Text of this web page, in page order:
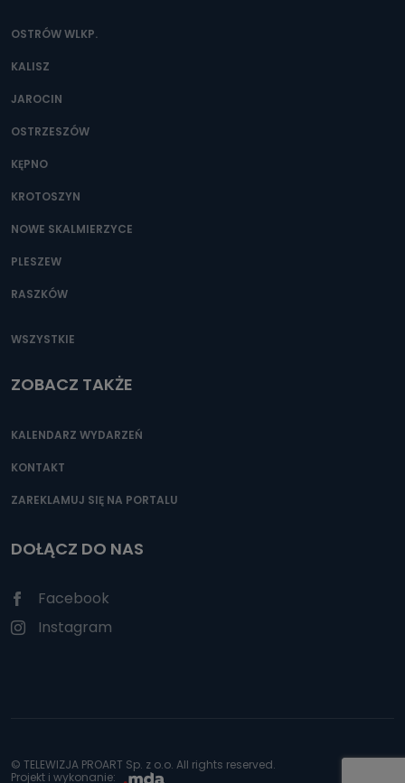
OSTRÓW WLKP.
KALISZ
JAROCIN
OSTRZESZÓW
KĘPNO
KROTOSZYN
NOWE SKALMIERZYCE
PLESZEW
RASZKÓW
WSZYSTKIE
ZOBACZ TAKŻE
KALENDARZ WYDARZEŃ
KONTAKT
ZAREKLAMUJ SIĘ NA PORTALU
DOŁĄCZ DO NAS
Facebook
Instagram
© TELEWIZJA PROART Sp. z o.o. All rights reserved.
Projekt i wykonanie: